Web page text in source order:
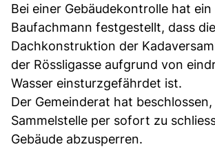
Bei einer Gebäudekontrolle hat
Baufachmann festgestellt, dass die
Dachkonstruktion der
der Rössligasse aufgrund von
Wasser einsturzgefährdet ist.
Der Gemeinderat hat beschlossen,
Sammelstelle per sofort zu
Gebäude abzusperren.